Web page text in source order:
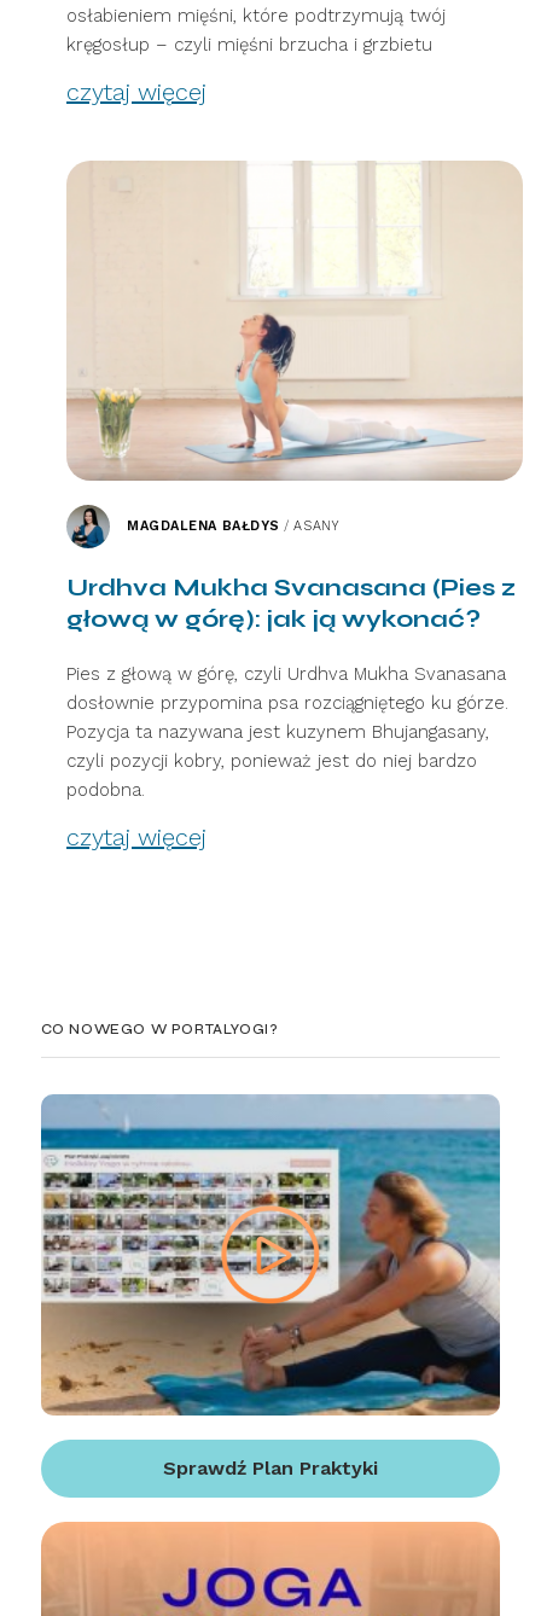
CO NOWEGO W PORTALYOGI?
Sprawdź Plan Praktyki
osłabieniem mięśni, które podtrzymują twój
kręgosłup – czyli mięśni brzucha i grzbietu
czytaj więcej
MAGDALENA BAŁDYS /ASANY
Urdhva Mukha Svanasana (Pies z
głową w górę): jak ją wykonać?
Pies z głową w górę, czyli Urdhva Mukha Svanasana
dosłownie przypomina psa rozciągniętego ku górze.
Pozycja ta nazywana jest kuzynem Bhujangasany,
czyli pozycji kobry, ponieważ jest do niej bardzo
podobna.
czytaj więcej